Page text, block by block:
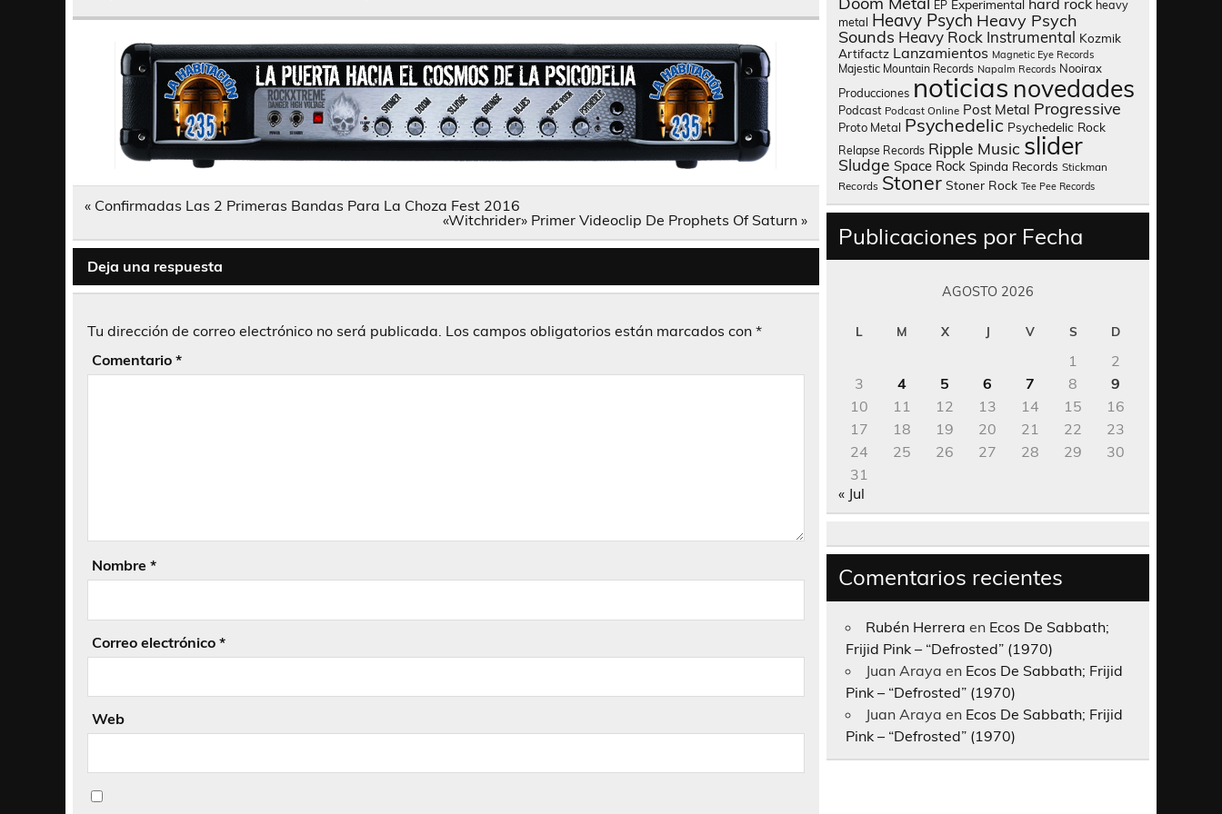
Navegación
« Confirmadas Las 2 Primeras Bandas Para La Choza Fest 2016
«Witchrider» Primer Videoclip De Prophets Of Saturn »
Deja una respuesta
Tu dirección de correo electrónico no será publicada. Los campos obligatorios están marcados con *
Comentario *
Nombre *
Correo electrónico *
Web
EP Experimental hard rock heavy
metal Heavy Psych Heavy Psych
Sounds Heavy Rock Instrumental Kozmik
Artifactz Lanzamientos Magnetic Eye Records
Majestic Mountain Records Napalm Records Nooirax
Producciones noticias novedades
Podcast Podcast Online Post Metal Progressive
Proto Metal Psychedelic Psychedelic Rock
Relapse Records Ripple Music slider
Sludge Space Rock Spinda Records Stickman
Records Stoner Stoner Rock Tee Pee Records
Publicaciones por Fecha
AGOSTO 2026
L M X J V S D
1
2
3
4 5 6 7 8
9
10
11 12 13 14 15
16
17
18 19 20 21 22
23
24
25 26 27 28 29
30
31
« Jul
Comentarios recientes
Rubén Herrera en Ecos De Sabbath;
Frijid Pink – “Defrosted” (1970)
Juan Araya en Ecos De Sabbath; Frijid
Pink – “Defrosted” (1970)
Juan Araya en Ecos De Sabbath; Frijid
Pink – “Defrosted” (1970)